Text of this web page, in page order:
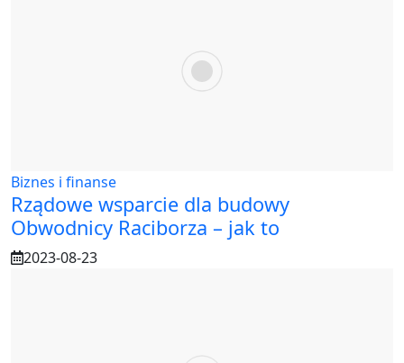
Biznes i finanse
Rządowe wsparcie dla budowy
Obwodnicy Raciborza – jak to
2023-08-23